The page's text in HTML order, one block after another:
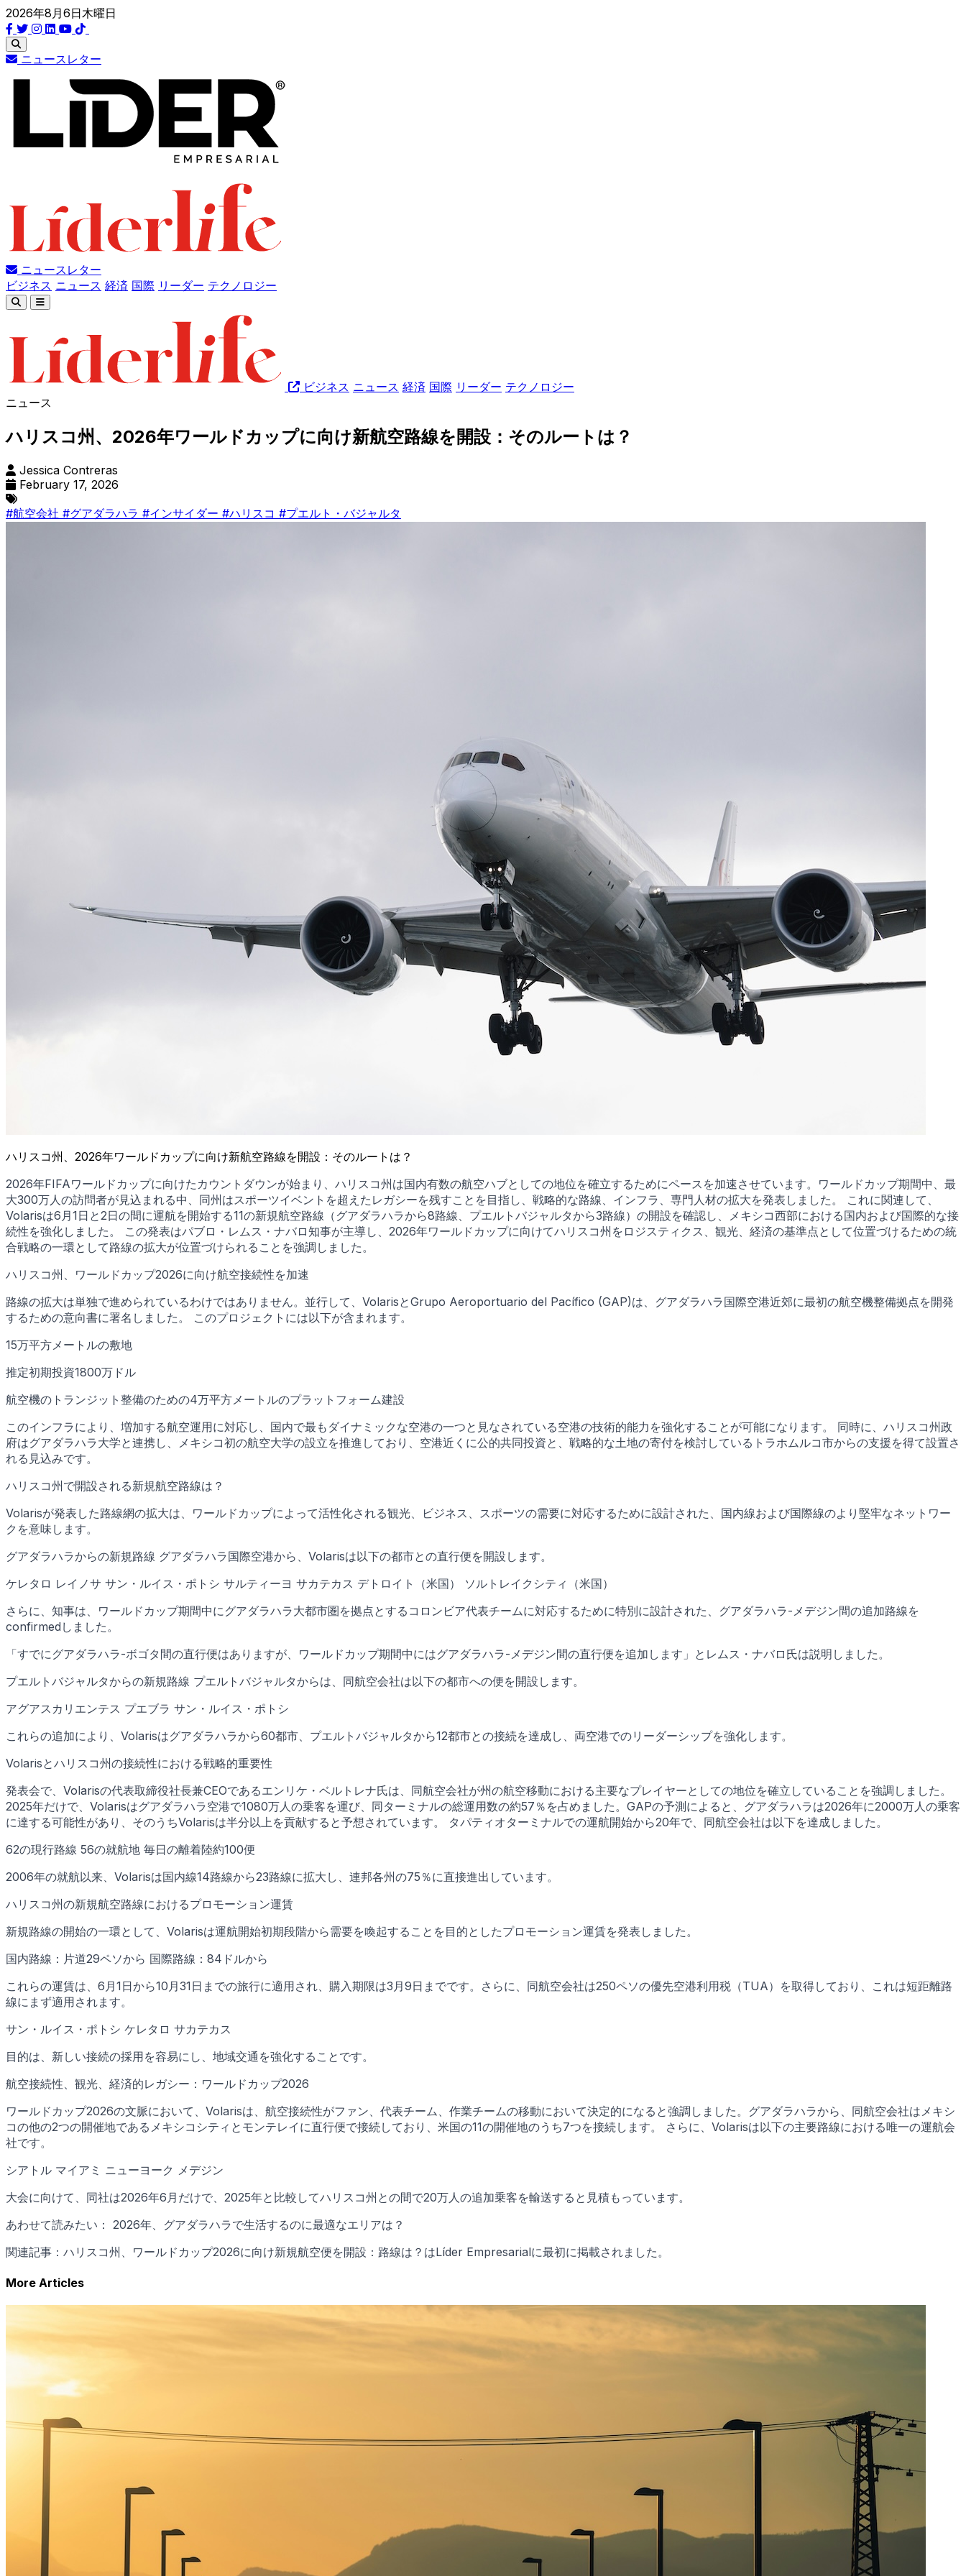
2026年8月6日木曜日
ニュースレター
ニュースレター
ビジネス ニュース 経済 国際 リーダー テクノロジー
ビジネス ニュース 経済 国際 リーダー テクノロジー
ニュース
ハリスコ州、2026年ワールドカップに向け新航空路線を開設：そのルートは？
Jessica Contreras
February 17, 2026
#航空会社 #グアダラハラ #インサイダー #ハリスコ #プエルト・バジャルタ
ハリスコ州、2026年ワールドカップに向け新航空路線を開設：そのルートは？
2026年FIFAワールドカップに向けたカウントダウンが始まり、ハリスコ州は国内有数の航空ハブとしての地位を確立するためにペースを加速させています。ワールドカップ期間中、最
大300万人の訪問者が見込まれる中、同州はスポーツイベントを超えたレガシーを残すことを目指し、戦略的な路線、インフラ、専門人材の拡大を発表しました。 これに関連して、
Volarisは6月1日と2日の間に運航を開始する11の新規航空路線（グアダラハラから8路線、プエルトバジャルタから3路線）の開設を確認し、メキシコ西部における国内および国際的な接
続性を強化しました。 この発表はパブロ・レムス・ナバロ知事が主導し、2026年ワールドカップに向けてハリスコ州をロジスティクス、観光、経済の基準点として位置づけるための統
合戦略の一環として路線の拡大が位置づけられることを強調しました。
ハリスコ州、ワールドカップ2026に向け航空接続性を加速
路線の拡大は単独で進められているわけではありません。並行して、VolarisとGrupo Aeroportuario del Pacífico (GAP)は、グアダラハラ国際空港近郊に最初の航空機整備拠点を開発
するための意向書に署名しました。 このプロジェクトには以下が含まれます。
15万平方メートルの敷地
推定初期投資1800万ドル
航空機のトランジット整備のための4万平方メートルのプラットフォーム建設
このインフラにより、増加する航空運用に対応し、国内で最もダイナミックな空港の一つと見なされている空港の技術的能力を強化することが可能になります。 同時に、ハリスコ州政
府はグアダラハラ大学と連携し、メキシコ初の航空大学の設立を推進しており、空港近くに公的共同投資と、戦略的な土地の寄付を検討しているトラホムルコ市からの支援を得て設置さ
れる見込みです。
ハリスコ州で開設される新規航空路線は？
Volarisが発表した路線網の拡大は、ワールドカップによって活性化される観光、ビジネス、スポーツの需要に対応するために設計された、国内線および国際線のより堅牢なネットワー
クを意味します。
グアダラハラからの新規路線 グアダラハラ国際空港から、Volarisは以下の都市との直行便を開設します。
ケレタロ レイノサ サン・ルイス・ポトシ サルティーヨ サカテカス デトロイト（米国） ソルトレイクシティ（米国）
さらに、知事は、ワールドカップ期間中にグアダラハラ大都市圏を拠点とするコロンビア代表チームに対応するために特別に設計された、グアダラハラ-メデジン間の追加路線を
confirmedしました。
「すでにグアダラハラ-ボゴタ間の直行便はありますが、ワールドカップ期間中にはグアダラハラ-メデジン間の直行便を追加します」とレムス・ナバロ氏は説明しました。
プエルトバジャルタからの新規路線 プエルトバジャルタからは、同航空会社は以下の都市への便を開設します。
アグアスカリエンテス プエブラ サン・ルイス・ポトシ
これらの追加により、Volarisはグアダラハラから60都市、プエルトバジャルタから12都市との接続を達成し、両空港でのリーダーシップを強化します。
Volarisとハリスコ州の接続性における戦略的重要性
発表会で、Volarisの代表取締役社長兼CEOであるエンリケ・ベルトレナ氏は、同航空会社が州の航空移動における主要なプレイヤーとしての地位を確立していることを強調しました。
2025年だけで、Volarisはグアダラハラ空港で1080万人の乗客を運び、同ターミナルの総運用数の約57％を占めました。GAPの予測によると、グアダラハラは2026年に2000万人の乗客
に達する可能性があり、そのうちVolarisは半分以上を貢献すると予想されています。 タパティオターミナルでの運航開始から20年で、同航空会社は以下を達成しました。
62の現行路線 56の就航地 毎日の離着陸約100便
2006年の就航以来、Volarisは国内線14路線から23路線に拡大し、連邦各州の75％に直接進出しています。
ハリスコ州の新規航空路線におけるプロモーション運賃
新規路線の開始の一環として、Volarisは運航開始初期段階から需要を喚起することを目的としたプロモーション運賃を発表しました。
国内路線：片道29ペソから 国際路線：84ドルから
これらの運賃は、6月1日から10月31日までの旅行に適用され、購入期限は3月9日までです。さらに、同航空会社は250ペソの優先空港利用税（TUA）を取得しており、これは短距離路
線にまず適用されます。
サン・ルイス・ポトシ ケレタロ サカテカス
目的は、新しい接続の採用を容易にし、地域交通を強化することです。
航空接続性、観光、経済的レガシー：ワールドカップ2026
ワールドカップ2026の文脈において、Volarisは、航空接続性がファン、代表チーム、作業チームの移動において決定的になると強調しました。グアダラハラから、同航空会社はメキシ
コの他の2つの開催地であるメキシコシティとモンテレイに直行便で接続しており、米国の11の開催地のうち7つを接続します。 さらに、Volarisは以下の主要路線における唯一の運航会
社です。
シアトル マイアミ ニューヨーク メデジン
大会に向けて、同社は2026年6月だけで、2025年と比較してハリスコ州との間で20万人の追加乗客を輸送すると見積もっています。
あわせて読みたい： 2026年、グアダラハラで生活するのに最適なエリアは？
関連記事：ハリスコ州、ワールドカップ2026に向け新規航空便を開設：路線は？はLíder Empresarialに最初に掲載されました。
More Articles